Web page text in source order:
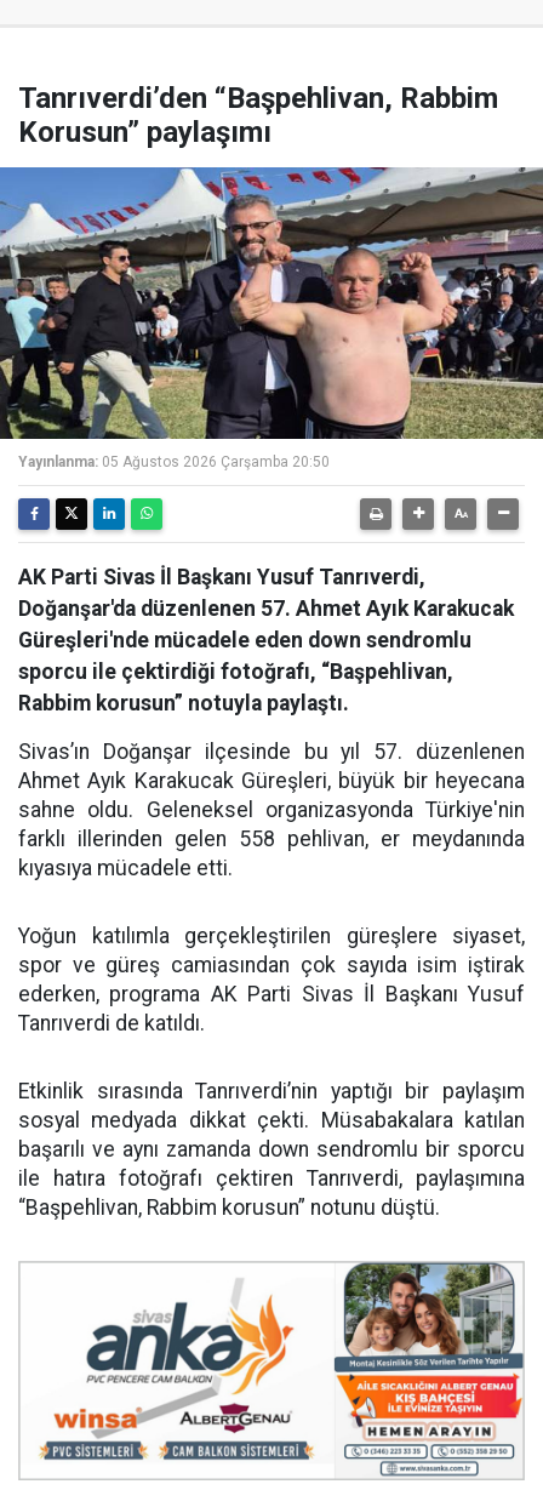
Tanrıverdi’den “Başpehlivan, Rabbim
Korusun” paylaşımı
Yayınlanma: 05 Ağustos 2026 Çarşamba 20:50
AK Parti Sivas İl Başkanı Yusuf Tanrıverdi,
Doğanşar'da düzenlenen 57. Ahmet Ayık Karakucak
Güreşleri'nde mücadele eden down sendromlu
sporcu ile çektirdiği fotoğrafı, “Başpehlivan,
Rabbim korusun” notuyla paylaştı.
Sivas’ın Doğanşar ilçesinde bu yıl 57. düzenlenen
Ahmet Ayık Karakucak Güreşleri, büyük bir heyecana
sahne oldu. Geleneksel organizasyonda Türkiye'nin
farklı illerinden gelen 558 pehlivan, er meydanında
kıyasıya mücadele etti.
Yoğun katılımla gerçekleştirilen güreşlere siyaset,
spor ve güreş camiasından çok sayıda isim iştirak
ederken, programa AK Parti Sivas İl Başkanı Yusuf
Tanrıverdi de katıldı.
Etkinlik sırasında Tanrıverdi’nin yaptığı bir paylaşım
sosyal medyada dikkat çekti. Müsabakalara katılan
başarılı ve aynı zamanda down sendromlu bir sporcu
ile hatıra fotoğrafı çektiren Tanrıverdi, paylaşımına
“Başpehlivan, Rabbim korusun” notunu düştü.